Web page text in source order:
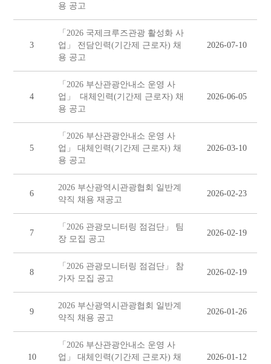
용 공고
3
「2026 국제크루즈관광 활성화 사
업」 전담인력(기간제 근로자) 채
용 공고
2026-07-10
4
「2026 부산관광안내소 운영 사
업」 대체인력(기간제 근로자) 채
용 공고
2026-06-05
5
「2026 부산관광안내소 운영 사
업」 대체인력(기간제 근로자) 채
용 공고
2026-03-10
6
2026 부산광역시관광협회 일반계
약직 채용 재공고
2026-02-23
7
「2026 관광모니터링 점검단」 팀
장 모집 공고
2026-02-19
8
「2026 관광모니터링 점검단」 참
가자 모집 공고
2026-02-19
9
2026 부산광역시관광협회 일반계
약직 채용 공고
2026-01-26
10
「2026 부산관광안내소 운영 사
업」 대체인력(기간제 근로자) 채
2026-01-12